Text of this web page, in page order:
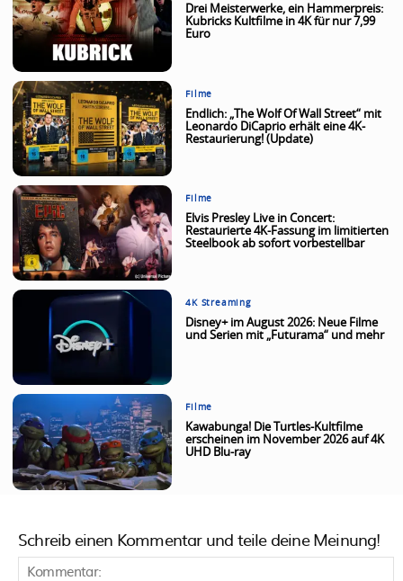
Drei Meisterwerke, ein Hammerpreis:
Kubricks Kultfilme in 4K für nur 7,99
Euro
Filme
Endlich: „The Wolf Of Wall Street“ mit
Leonardo DiCaprio erhält eine 4K-
Restaurierung! (Update)
Filme
Elvis Presley Live in Concert:
Restaurierte 4K-Fassung im limitierten
Steelbook ab sofort vorbestellbar
4K Streaming
Disney+ im August 2026: Neue Filme
und Serien mit „Futurama“ und mehr
Filme
Kawabunga! Die Turtles-Kultfilme
erscheinen im November 2026 auf 4K
UHD Blu-ray
Schreib einen Kommentar und teile deine Meinung!